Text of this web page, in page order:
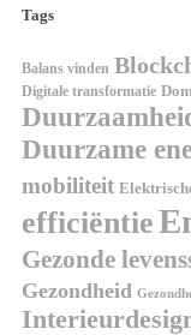
Tags
Balans vinden
Digitale transformatie
Duurzame
mobiliteit
efficiëntie
Gezonde
Gezondheid